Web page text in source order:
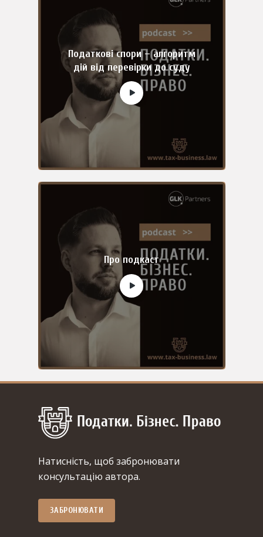
Податкові спори – алгоритм
дій від перевірки до суду
Про подкаст
Натисність, щоб забронювати
консультацію автора.
ЗАБРОНЮВАТИ